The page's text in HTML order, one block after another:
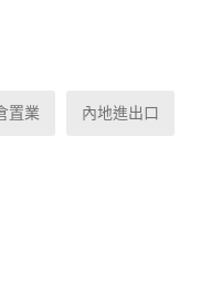
置業 內地進出口